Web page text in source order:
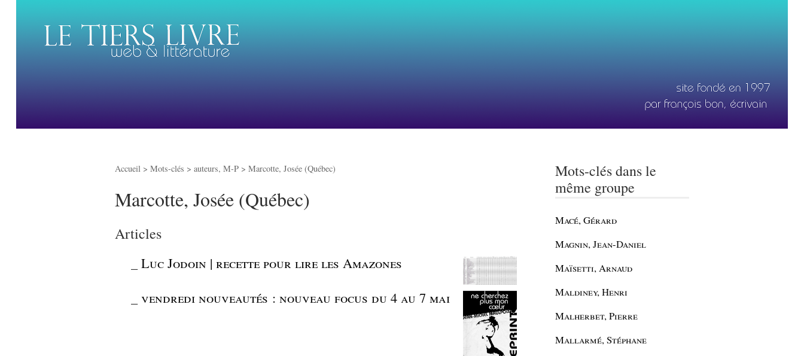
Accueil > Mots-clés > auteurs, M-P > Marcotte, Josée (Québec)
Marcotte, Josée (Québec)
Articles
Luc Jodoin | recette pour lire les Amazones
vendredi nouveautés : nouveau focus du 4 au 7 mai
Mots-clés dans le
même groupe
Macé, Gérard
Magnin, Jean-Daniel
Maïsetti, Arnaud
Maldiney, Henri
Malherbet, Pierre
Mallarmé, Stéphane